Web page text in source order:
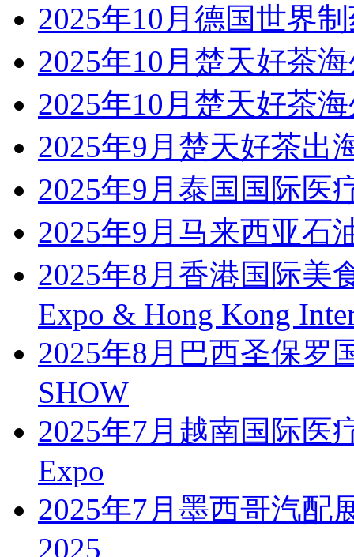
2025年10月德国世界
2025年10月楚天好茶
2025年10月楚天好茶
2025年9月楚天好茶出
2025年9月泰国国际医
2025年9月马来西亚石
2025年8月香港国际美
Expo & Hong Kong
2025年8月巴西圣保罗
SHOW
2025年7月越南国际医
Expo
2025年7月墨西哥汽配
2025